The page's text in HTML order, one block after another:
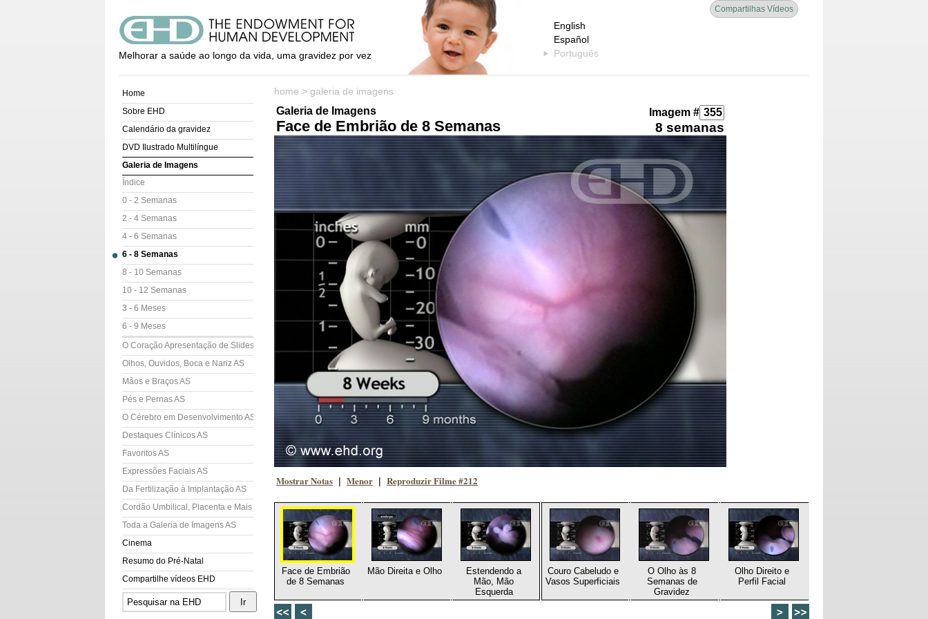
Melhorar a saúde ao longo da vida, uma gravidez por vez
English
Español
Português
Compartilhas Vídeos
Home
Sobre EHD
Calendário da gravidez
DVD Ilustrado Multilíngue
Galeria de Imagens
Índice
0 - 2 Semanas
2 - 4 Semanas
4 - 6 Semanas
6 - 8 Semanas
8 - 10 Semanas
10 - 12 Semanas
3 - 6 Meses
6 - 9 Meses
O Coração Apresentação de Slides (AS)
Olhos, Ouvidos, Boca e Nariz AS
Mãos e Braços AS
Pés e Pernas AS
O Cérebro em Desenvolvimento AS
Destaques Clínicos AS
Favoritos AS
Expressões Faciais AS
Da Fertilização à Implantação AS
Cordão Umbilical, Placenta e Mais AS
Toda a Galeria de Imagens AS
Cinema
Resumo do Pré-Natal
Compartilhe vídeos EHD
home > galeria de imagens
Galeria de Imagens
Face de Embrião de 8 Semanas
Imagem #
8 semanas
Mostrar Notas | Menor | Reproduzir Filme #212
Face de Embrião
de 8 Semanas
Mão Direita e Olho
Estendendo a
Mão, Mão
Esquerda
Couro Cabeludo e
Vasos Superficiais
O Olho às 8
Semanas de
Gravidez
Olho Direito e
Perfil Facial